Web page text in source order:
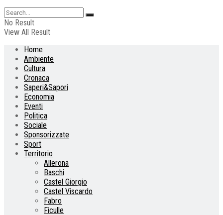
No Result
View All Result
Home
Ambiente
Cultura
Cronaca
Saperi&Sapori
Economia
Eventi
Politica
Sociale
Sponsorizzate
Sport
Territorio
Allerona
Baschi
Castel Giorgio
Castel Viscardo
Fabro
Ficulle